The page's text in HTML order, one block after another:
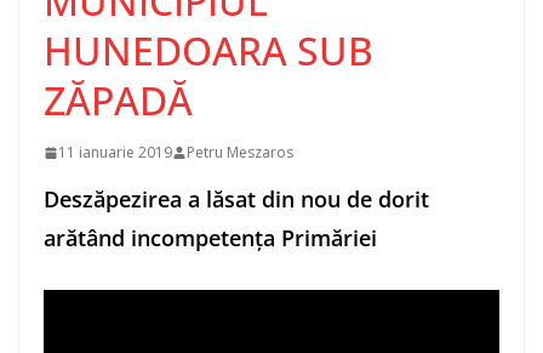
HUNEDOARA SUB
ZĂPADĂ
11 ianuarie 2019 Petru Meszaros
Deszăpezirea a lăsat din nou de dorit
arătând incompetența Primăriei